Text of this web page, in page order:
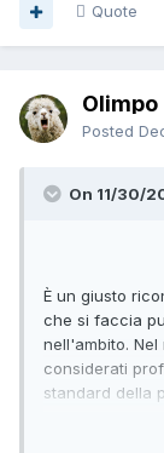
Quote
Olimpo
Posted
On 11/30/
È un giusto
che si faccia
nell'ambito.
considerati
standard della
psicodinamica